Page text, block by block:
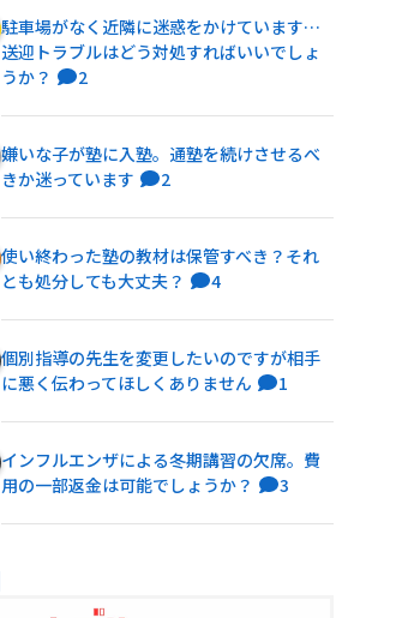
駐車場がなく近隣に迷惑をかけています…
送迎トラブルはどう対処すればいいでしょ
うか？
2
嫌いな子が塾に入塾。通塾を続けさせるべ
きか迷っています
2
使い終わった塾の教材は保管すべき？それ
とも処分しても大丈夫？
4
個別指導の先生を変更したいのですが相手
に悪く伝わってほしくありません
1
インフルエンザによる冬期講習の欠席。費
用の一部返金は可能でしょうか？
3